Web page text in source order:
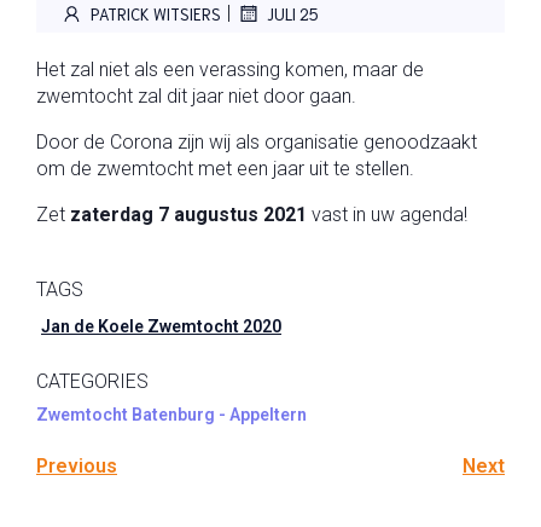
PATRICK WITSIERS | JULI 25
Het zal niet als een verassing komen, maar de
zwemtocht zal dit jaar niet door gaan.
Door de Corona zijn wij als organisatie genoodzaakt
om de zwemtocht met een jaar uit te stellen.
Zet zaterdag 7 augustus 2021 vast in uw agenda!
TAGS
Jan de Koele Zwemtocht 2020
CATEGORIES
Zwemtocht Batenburg - Appeltern
Previous Next